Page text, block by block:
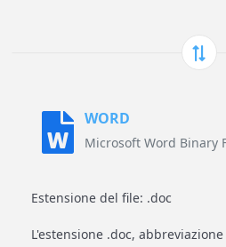
WORD
Microsoft Word Binary
Estensione del file: .doc
L'estensione .doc,